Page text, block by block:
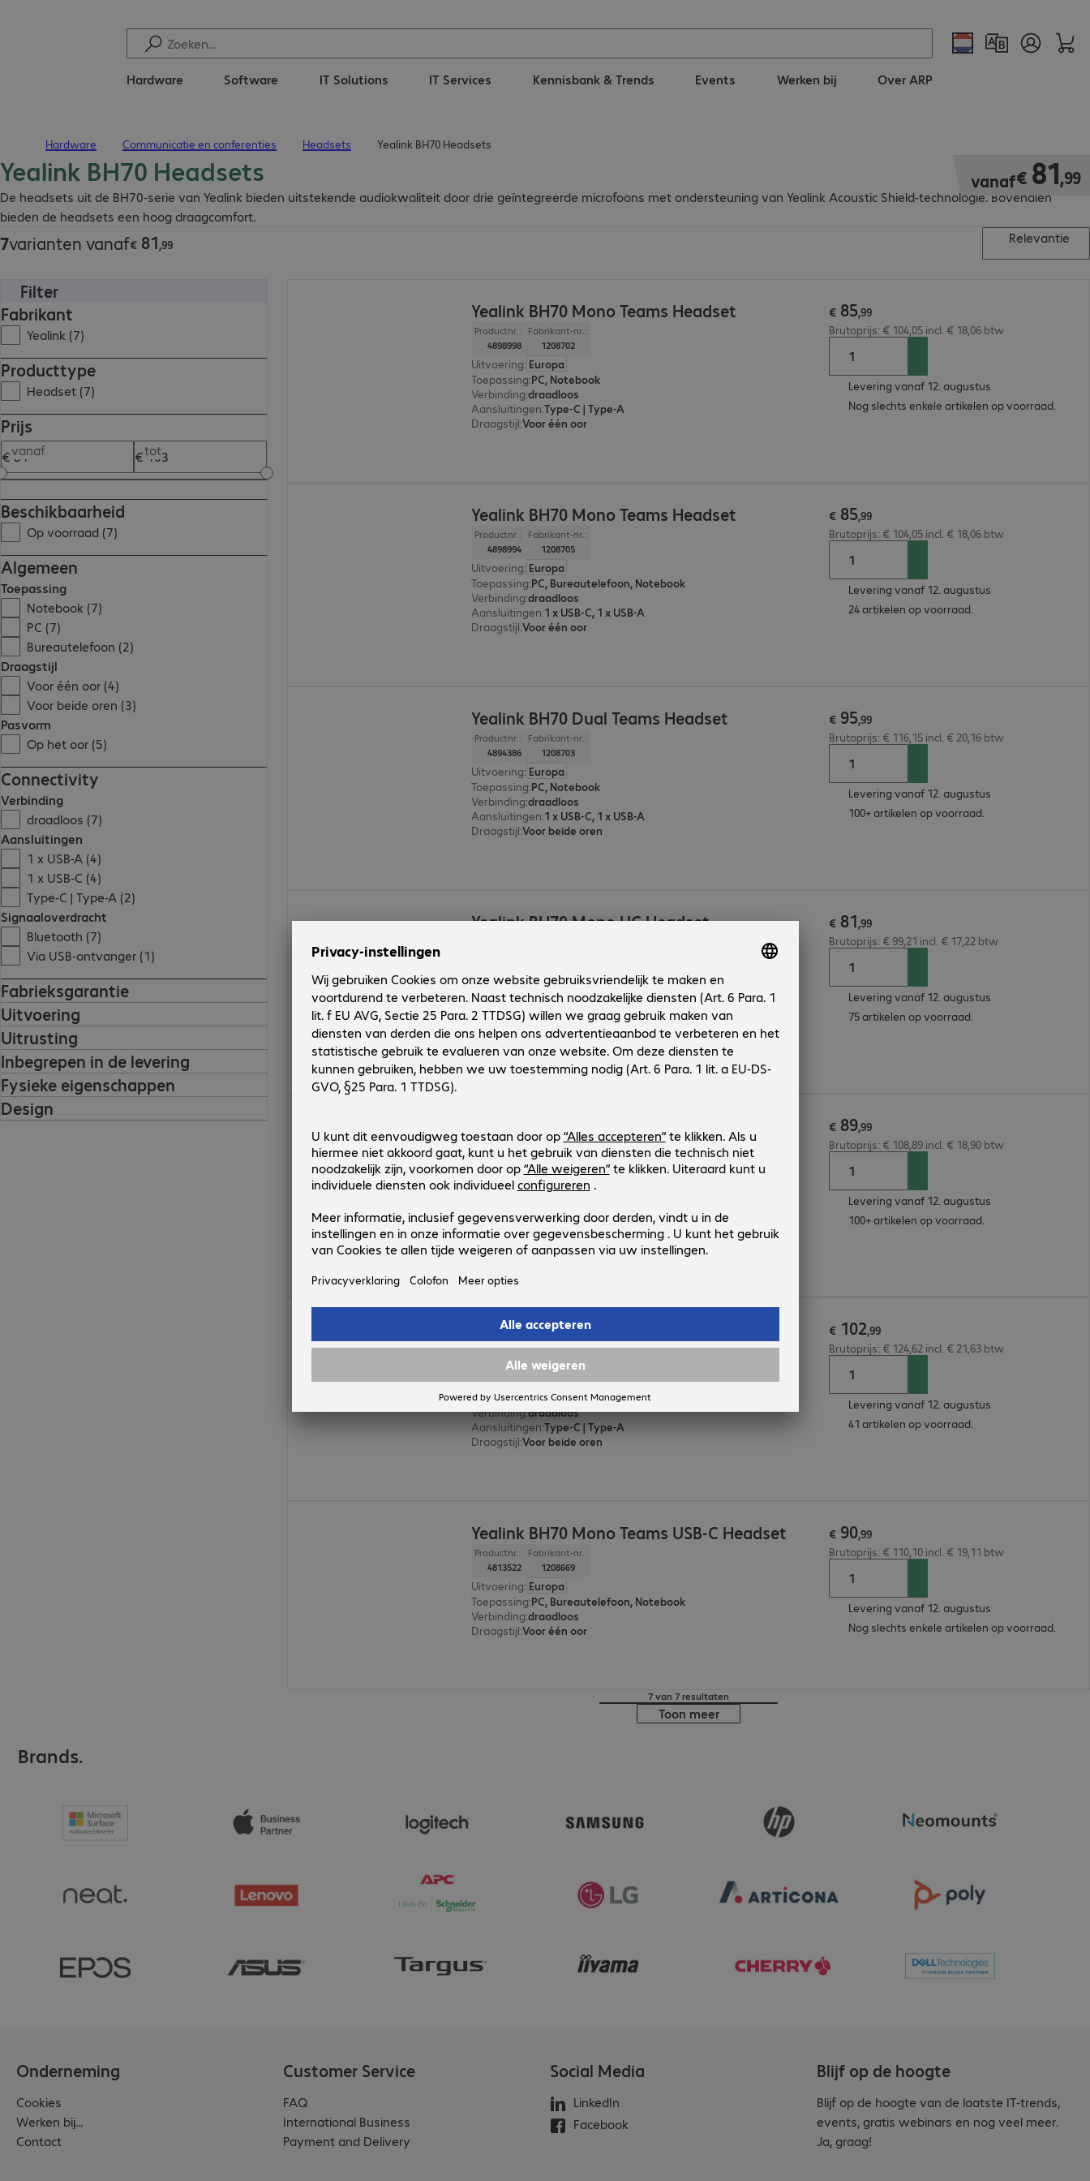
Hardware Software IT Solutions IT Services Kennisbank & Trends Events Werken bij Over ARP
Hardware Communicatie en conferenties Headsets Yealink BH70 Headsets
Yealink BH70 Headsets
De headsets uit de BH70-serie van Yealink bieden uitstekende audiokwaliteit door drie geïntegreerde microfoons met ondersteuning van Yealink Acoustic Shield-technologie. Bovendien
bieden de headsets een hoog draagcomfort.
vanaf€ 81,99
€ 81,99
7varianten vanaf€ 81,99
€ 81,99
Relevantie
Filter
Fabrikant
Yealink (7)
Producttype
Headset (7)
Prijs
vanaf tot
Beschikbaarheid
Op voorraad (7)
Algemeen
Toepassing
Notebook (7)
PC (7)
Bureautelefoon (2)
Draagstijl
Voor één oor (4)
Voor beide oren (3)
Pasvorm
Op het oor (5)
Connectivity
Verbinding
draadloos (7)
Aansluitingen
1 x USB-A (4)
1 x USB-C (4)
Type-C | Type-A (2)
Signaaloverdracht
Bluetooth (7)
Via USB-ontvanger (1)
Fabrieksgarantie
Uitvoering
Uitrusting
Inbegrepen in de levering
Fysieke eigenschappen
Design
Yealink BH70 Mono Teams Headset
Productnr.:
4898998
Fabrikant-nr.:
1208702
Uitvoering: Europa
Toepassing:PC, Notebook
Verbinding:draadloos
Aansluitingen:Type-C | Type-A
Draagstijl:Voor één oor
€ 85,99
Brutoprijs: € 104,05 incl. € 18,06 btw
Levering vanaf 12. augustus
Nog slechts enkele artikelen op voorraad.
Yealink BH70 Mono Teams Headset
Productnr.:
4898994
Fabrikant-nr.:
1208705
Uitvoering: Europa
Toepassing:PC, Bureautelefoon, Notebook
Verbinding:draadloos
Aansluitingen:1 x USB-C, 1 x USB-A
Draagstijl:Voor één oor
€ 85,99
Brutoprijs: € 104,05 incl. € 18,06 btw
Levering vanaf 12. augustus
24 artikelen op voorraad.
Yealink BH70 Dual Teams Headset
Productnr.:
4894386
Fabrikant-nr.:
1208703
Uitvoering: Europa
Toepassing:PC, Notebook
Verbinding:draadloos
Aansluitingen:1 x USB-C, 1 x USB-A
Draagstijl:Voor beide oren
€ 95,99
Brutoprijs: € 116,15 incl. € 20,16 btw
Levering vanaf 12. augustus
100+ artikelen op voorraad.
Yealink BH70 Mono UC Headset
Uitvoering:Europa
Toepassing:
PC, Notebook
Verbinding:draadloos
Aansluitingen:1 x USB-C, 1 x USB-A
Draagstijl :Voor één oor
€ 81,99
Brutoprijs: € 99,21 incl. € 17,22 btw
Levering vanaf 12. augustus
75 artikelen op voorraad.
Productnr.:
4887655
Fabrikant-nr.:
1208704
Uitvoering:Europa
Toepassing:PC, Notebook
Aansluitingen:1 x USB-C, 1 x USB-A
Draagstijl:Voor beide oren
€ 89,99
Brutoprijs: € 108,89 incl. € 18,90 btw
Levering vanaf 12. augustus
100+ artikelen op voorraad.
Yealink BH70 Dual Teams Headset
Productnr.:
4872185
Fabrikant-nr.:
1208701
Uitvoering:Europa
Toepassing:PC, Notebook
Verbinding:draadloos
Aansluitingen:Type-C | Type-A
Draagstijl:Voor beide oren
€ 102,99
€ 102,99
Brutoprijs: € 124,62 incl. € 21,63 btw
Levering vanaf 12. augustus
41 artikelen op voorraad.
Yealink BH70 Mono Teams USB-C Headset
Productnr.:
4813522
Fabrikant-nr.:
1208669
Uitvoering: Europa
Toepassing:PC, Bureautelefoon, Notebook
Verbinding:draadloos
Draagstijl:Voor één oor
€ 90,99
Brutoprijs: € 110,10 incl. € 19,11 btw
Levering vanaf 12. augustus
Nog slechts enkele artikelen op voorraad.
7 van 7 resultaten
Toon meer
Brands.
Onderneming
Cookies
Werken bij...
Contact
Customer Service
FAQ
International Business
Payment and Delivery
Social Media
LinkedIn
Facebook
Blijf op de hoogte
Blijf op de hoogte van de laatste IT-trends,
events, gratis webinars en nog veel meer.
Ja, graag!